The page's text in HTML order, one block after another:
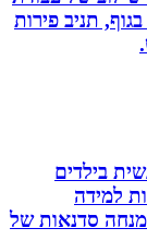
פירות
סדנאות של